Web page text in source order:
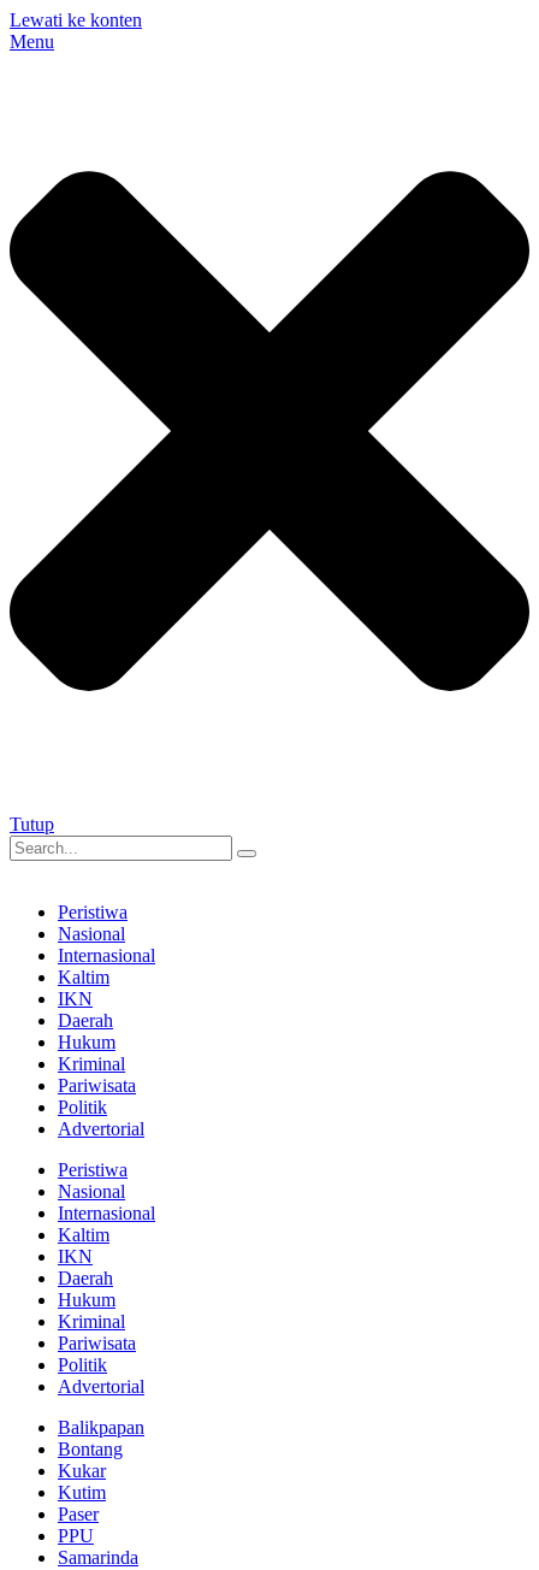
Lewati ke konten
Menu
Tutup
Peristiwa
Nasional
Internasional
Kaltim
IKN
Daerah
Hukum
Kriminal
Pariwisata
Politik
Advertorial
Peristiwa
Nasional
Internasional
Kaltim
IKN
Daerah
Hukum
Kriminal
Pariwisata
Politik
Advertorial
Balikpapan
Bontang
Kukar
Kutim
Paser
PPU
Samarinda